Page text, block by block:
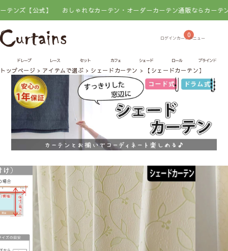
式】 おしゃれなカーテン・オーダーカーテン通販ならカーテンズ【公式】
0
ドレープ レース セット カフェ シェード ロール ブラインド
トップページ アイテムで選ぶ シェードカーテン 【シェードカーテン】アイビ